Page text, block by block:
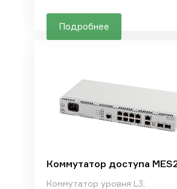
Подробнее
Коммутатор доступа
Коммутатор уровня L3;